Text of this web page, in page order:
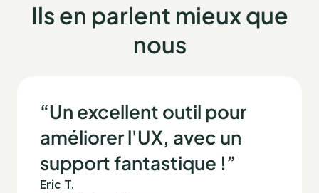
Ils en parlent mieux que
nous
“Un excellent outil pour
améliorer l'UX, avec un
support fantastique !”
Eric T.